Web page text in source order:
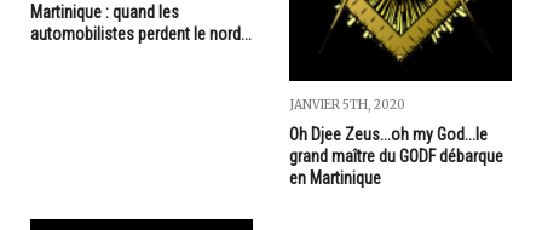
Martinique : quand les
automobilistes perdent le nord...
JANVIER 5TH, 2020
Oh Djee Zeus...oh my God...le
grand maître du GODF débarque
en Martinique